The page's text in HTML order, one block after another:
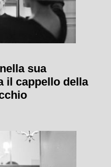
sua
il cappello della